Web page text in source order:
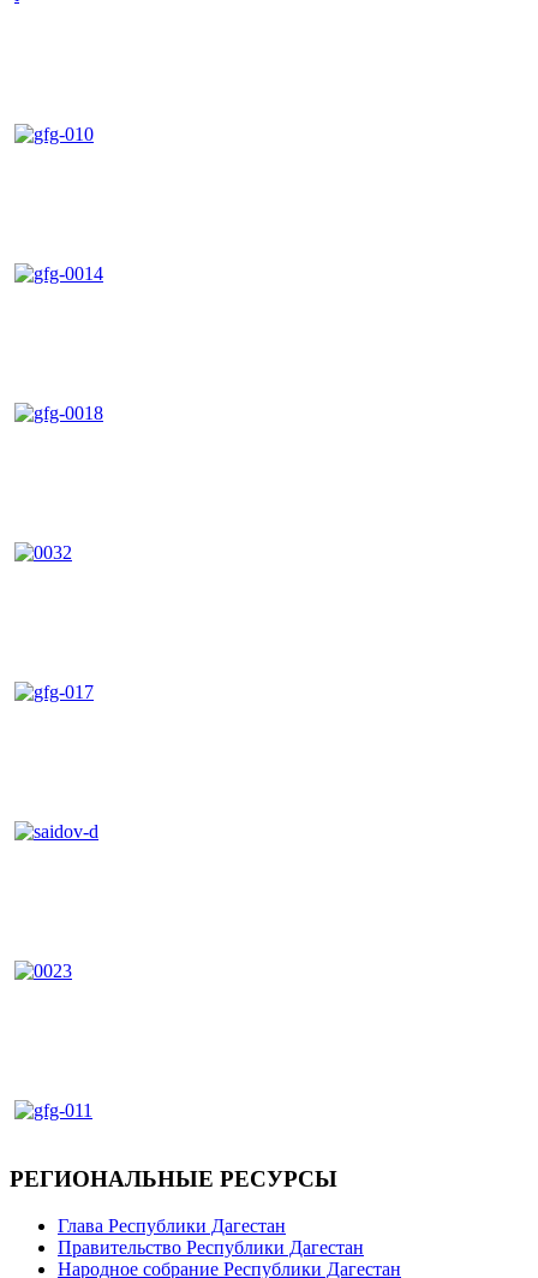
РЕГИОНАЛЬНЫЕ РЕСУРСЫ
Глава Республики Дагестан
Правительство Республики Дагестан
Народное собрание Республики Дагестан